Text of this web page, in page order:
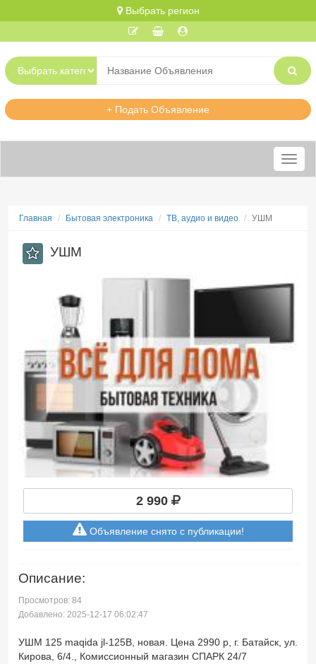
Выбрать регион
+ Подать Объявление
Меню
Главная Бытовая электроника ТВ, аудио и видео УШМ
УШМ
2 990
Объявление снято с публикации!
Описание:
Просмотров: 84
Добавлено: 2025-12-17 06:02:47
УШМ 125 maqida jl-125B, новая. Цена 2990 р, г. Батайск, ул.
Кирова, 6/4., Комиссионный магазин СПАРК 24/7